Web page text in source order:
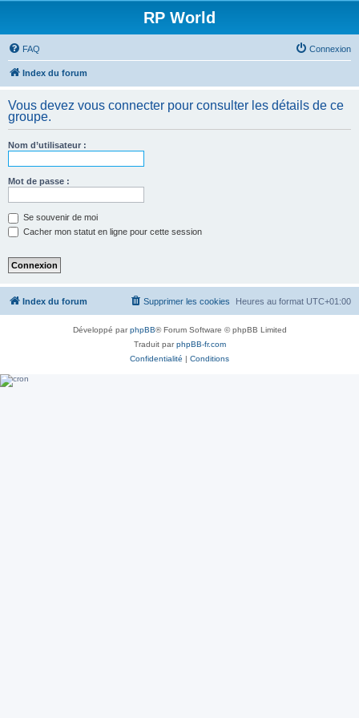
RP World
FAQ Connexion
Index du forum
Vous devez vous connecter pour consulter les détails de ce
groupe.
Nom d’utilisateur :
Mot de passe :
Se souvenir de moi
Cacher mon statut en ligne pour cette session
Index du forum Heures au format UTC+01:00
Supprimer les cookies
Développé parphpBB® Forum Software © phpBB Limited
Traduit parphpBB-fr.com
Confidentialité | Conditions